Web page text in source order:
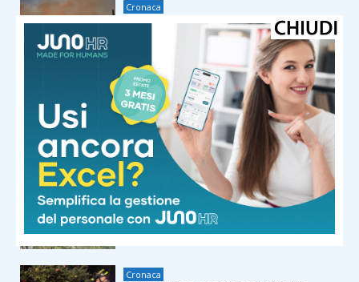
Cronaca
Incendi sul Monte Faeta: dal
Consiglio regionale in arrivo 150mila
euro per il ripristino dei boschi
Cronaca
Terremoto a Pisa, riunita l’Unità di
crisi regionale: nessun danno
segnalato, verifiche in corso su treni
e ospedali
Cronaca
In difficoltà in un sentiero nel bosco,
due turiste francesi salvate da vigili
del fuoco ed elisoccorso
Cronaca